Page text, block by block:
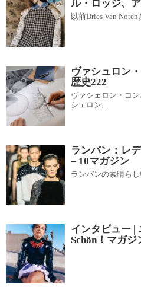
ル・ロッジ、
以前Dries Van Noten
ヴァシュロン
歴史222
ヴァシェロン・コ
シェロン...
ランバン：レ
– 10マガジン
ランバンの素晴らし
インタビュー |
Schön！マガジ